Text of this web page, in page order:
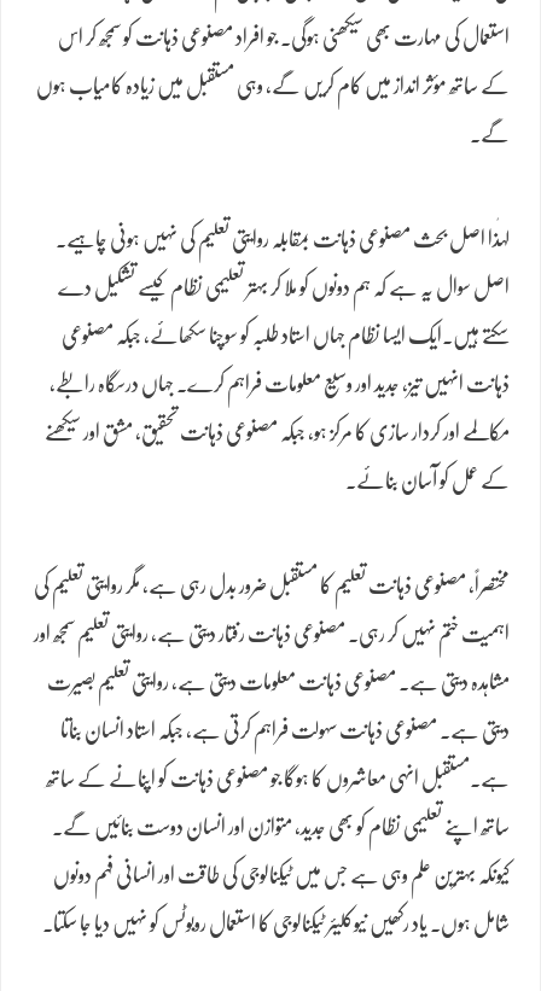
استعمال کی مہارت بھی سیکھنی ہوگی۔ جو افراد مصنوعی ذہانت کو سمجھ کر اس
کے ساتھ مؤثر انداز میں کام کریں گے، وہی مستقبل میں زیادہ کامیاب ہوں
گے۔
لہٰذا اصل بحث مصنوعی ذہانت بمقابلہ روایتی تعلیم کی نہیں ہونی چاہیے۔
اصل سوال یہ ہے کہ ہم دونوں کو ملا کر بہتر تعلیمی نظام کیسے تشکیل دے
سکتے ہیں۔ایک ایسا نظام جہاں استاد طلبہ کو سوچنا سکھائے، جبکہ مصنوعی
ذہانت انہیں تیز، جدید اور وسیع معلومات فراہم کرے۔ جہاں درسگاہ رابطے،
مکالمے اور کردار سازی کا مرکز ہو، جبکہ مصنوعی ذہانت تحقیق، مشق اور سیکھنے
کے عمل کو آسان بنائے۔
مختصراً، مصنوعی ذہانت تعلیم کا مستقبل ضرور بدل رہی ہے، مگر روایتی تعلیم کی
اہمیت ختم نہیں کر رہی۔ مصنوعی ذہانت رفتار دیتی ہے، روایتی تعلیم سمجھ اور
مشاہدہ دیتی ہے۔ مصنوعی ذہانت معلومات دیتی ہے، روایتی تعلیم بصیرت
دیتی ہے۔ مصنوعی ذہانت سہولت فراہم کرتی ہے، جبکہ استاد انسان بناتا
ہے۔مستقبل انہی معاشروں کا ہوگا جو مصنوعی ذہانت کو اپنانے کے ساتھ
ساتھ اپنے تعلیمی نظام کو بھی جدید، متوازن اور انسان دوست بنائیں گے۔
کیونکہ بہترین علم وہی ہے جس میں ٹیکنالوجی کی طاقت اور انسانی فہم دونوں
شامل ہوں۔ یاد رکھیں نیوکلیئر ٹیکنالوجی کا استعمال روبوٹس کو نہیں دیا جا سکتا۔